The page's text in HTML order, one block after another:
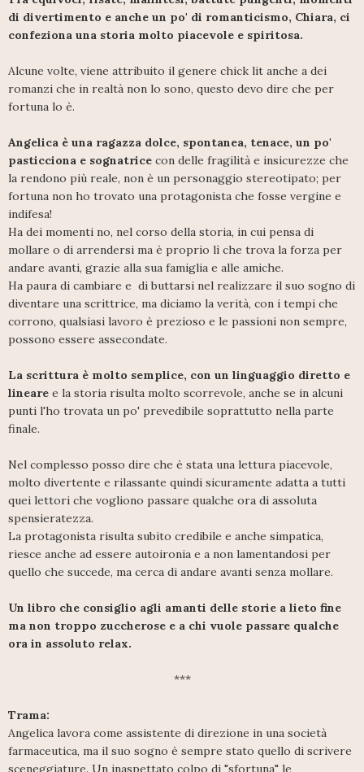
di divertimento e anche un po' di romanticismo, Chiara, ci
confeziona una storia molto piacevole e spiritosa.
Alcune volte, viene attribuito il genere chick lit anche a dei
romanzi che in realtà non lo sono, questo devo dire che per
fortuna lo è.
Angelica è una ragazza dolce, spontanea, tenace, un po'
pasticciona e sognatrice con delle fragilità e insicurezze che
la rendono più reale, non è un personaggio stereotipato; per
fortuna non ho trovato una protagonista che fosse vergine e
indifesa!
Ha dei momenti no, nel corso della storia, in cui pensa di
mollare o di arrendersi ma è proprio lì che trova la forza per
andare avanti, grazie alla sua famiglia e alle amiche.
Ha paura di cambiare e di buttarsi nel realizzare il suo sogno di
diventare una scrittrice, ma diciamo la verità, con i tempi che
corrono, qualsiasi lavoro è prezioso e le passioni non sempre,
possono essere assecondate.
La scrittura è molto semplice, con un linguaggio diretto e
lineare e la storia risulta molto scorrevole, anche se in alcuni
punti l'ho trovata un po' prevedibile soprattutto nella parte
finale.
Nel complesso posso dire che è stata una lettura piacevole,
molto divertente e rilassante quindi sicuramente adatta a tutti
quei lettori che vogliono passare qualche ora di assoluta
spensieratezza.
La protagonista risulta subito credibile e anche simpatica,
riesce anche ad essere autoironia e a non lamentandosi per
quello che succede, ma cerca di andare avanti senza mollare.
Un libro che consiglio agli amanti delle storie a lieto fine
ma non troppo zuccherose e a chi vuole passare qualche
ora in assoluto relax.
***
Trama:
Angelica lavora come assistente di direzione in una società
farmaceutica, ma il suo sogno è sempre stato quello di scrivere
sceneggiature. Un inaspettato colpo di "sfortuna" le